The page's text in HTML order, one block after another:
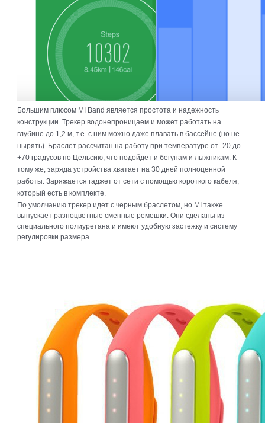
Большим плюсом MI Band является простота и надежность
конструкции. Трекер водонепроницаем и может работать на
глубине до 1,2 м, т.е. с ним можно даже плавать в бассейне (но не
нырять). Браслет рассчитан на работу при температуре от -20 до
+70 градусов по Цельсию, что подойдет и бегунам и лыжникам. К
тому же, заряда устройства хватает на 30 дней полноценной
работы. Заряжается гаджет от сети с помощью короткого кабеля,
который есть в комплекте.
По умолчанию трекер идет с черным браслетом, но MI также
выпускает разноцветные сменные ремешки. Они сделаны из
специального полиуретана и имеют удобную застежку и систему
регулировки размера.